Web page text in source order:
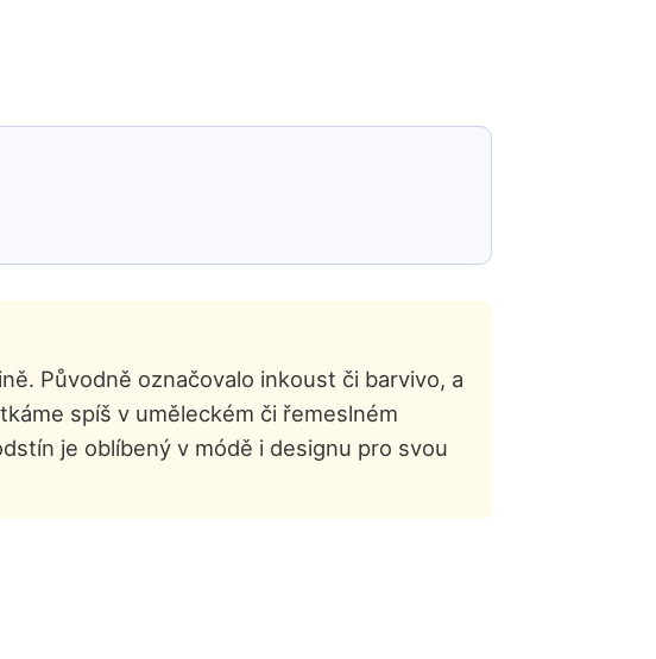
Původně označovalo inkoust či barvivo, a
spíš v uměleckém či řemeslném
je oblíbený v módě i designu pro svou